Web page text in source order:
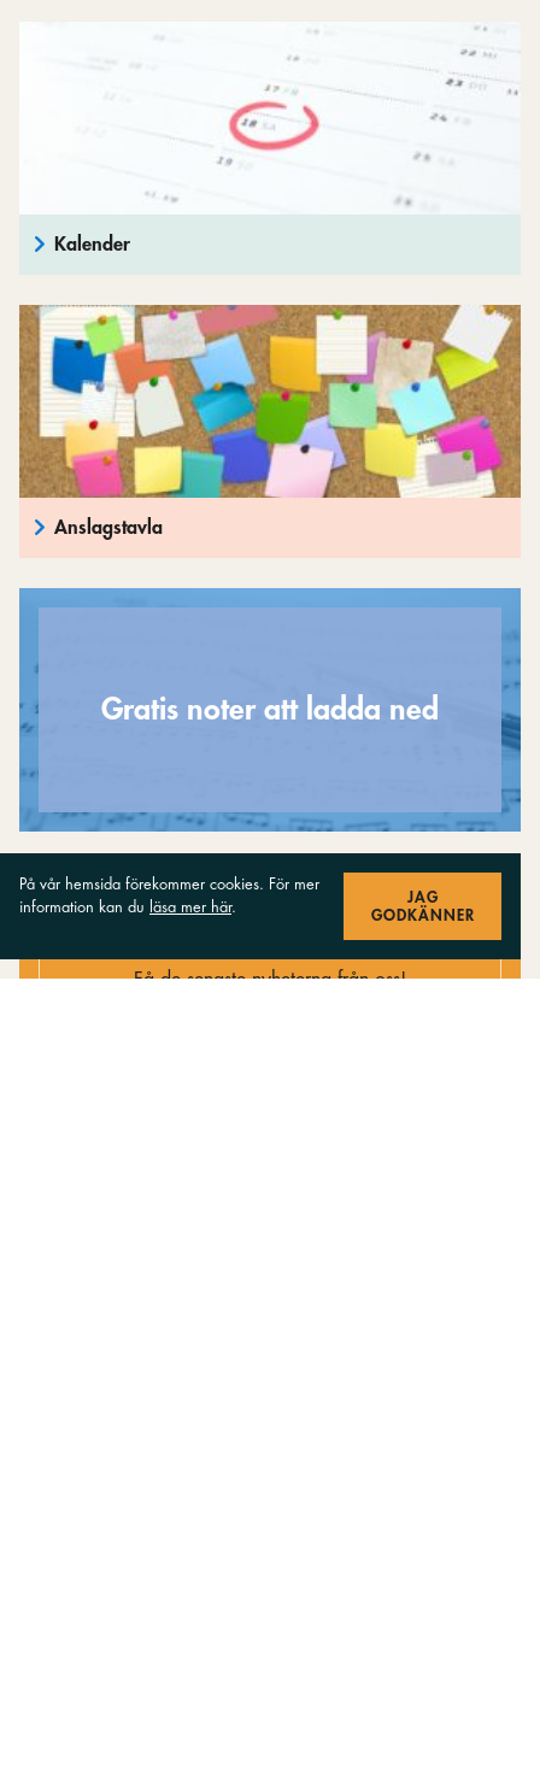
Kalender
Anslagstavla
Gratis noter att ladda ned
Anmäl dig till vårt nyhetsbrev
Få de senaste nyheterna från oss!
På vår hemsida förekommer cookies. För mer
information kan du
läsa mer här.
JAG
GODKÄNNER